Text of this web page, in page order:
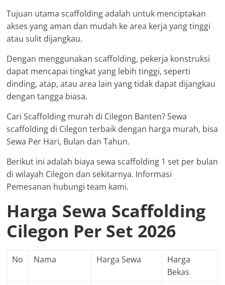
Tujuan utama scaffolding adalah untuk menciptakan
akses yang aman dan mudah ke area kerja yang tinggi
atau sulit dijangkau.
Dengan menggunakan scaffolding, pekerja konstruksi
dapat mencapai tingkat yang lebih tinggi, seperti
dinding, atap, atau area lain yang tidak dapat dijangkau
dengan tangga biasa.
Cari Scaffolding murah di Cilegon Banten? Sewa
scaffolding di Cilegon terbaik dengan harga murah, bisa
Sewa Per Hari, Bulan dan Tahun.
Berikut ini adalah biaya sewa scaffolding 1 set per bulan
di wilayah Cilegon dan sekitarnya. Informasi
Pemesanan hubungi team kami.
Harga Sewa Scaffolding
Cilegon Per Set 2026
No Nama Harga Sewa
Harga
Bekas